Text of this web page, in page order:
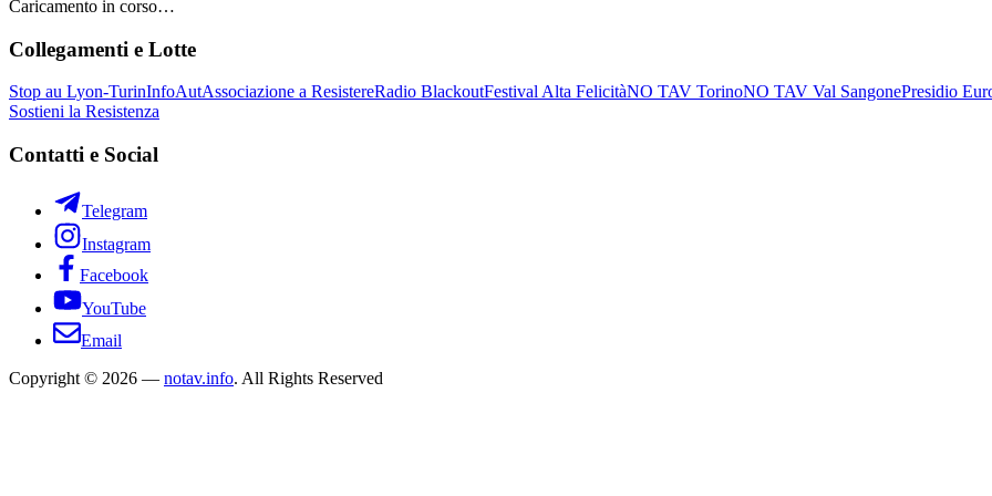
Caricamento in corso…
Collegamenti e Lotte
Stop au Lyon-TurinInfoAutAssociazione a ResistereRadio BlackoutFestival Alta FelicitàNO TAV TorinoNO TAV Val SangonePresidio
Sostieni la Resistenza
Contatti e Social
Telegram
Instagram
Facebook
YouTube
Email
Copyright © 2026 — notav.info. All Rights Reserved